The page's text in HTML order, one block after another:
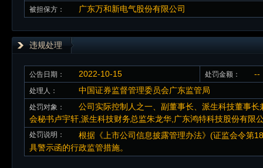
被担保方： 广东万和新电气股份有限公司
违规处理
公告日期： 2022-10-15 处罚金额： --
处理人： 中国证券监督管理委员会广东监管局
处罚对象：
公司实际控制人之一、副董事长、派生科技董事
会秘书卢宇轩,派生科技财务总监朱龙华,广东鸿特科技股份有限
处罚说明：
根据《上市公司信息披露管理办法》(证监会令第
具警示函的行政监管措施。